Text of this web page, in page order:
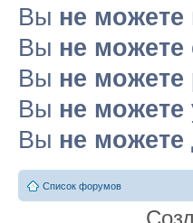
Вы не можете
Вы не можете
Вы не можете
Вы не можете
Вы не можете
Список форумов